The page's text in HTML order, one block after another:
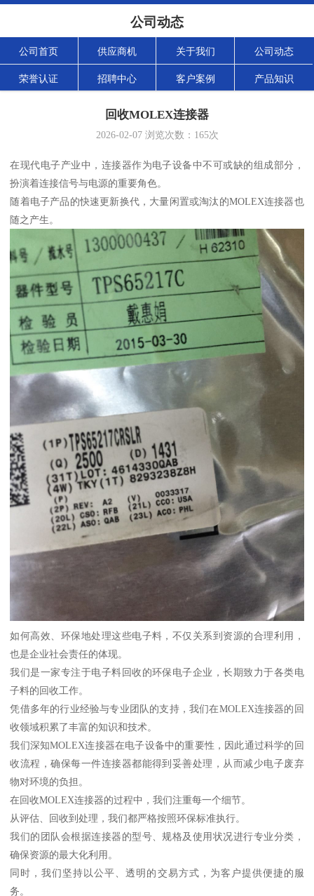
公司动态
公司首页 供应商机 关于我们 公司动态
荣誉认证 招聘中心 客户案例 产品知识
回收MOLEX连接器
2026-02-07浏览次数： 165次
在现代电子产业中，连接器作为电子设备中不可或缺的组成部分，
扮演着连接信号与电源的重要角色。
随着电子产品的快速更新换代，大量闲置或淘汰的MOLEX连接器也
随之产生。
如何高效、环保地处理这些电子料，不仅关系到资源的合理利用，
也是企业社会责任的体现。
我们是一家专注于电子料回收的环保电子企业，长期致力于各类电
子料的回收工作。
凭借多年的行业经验与专业团队的支持，我们在MOLEX连接器的回
收领域积累了丰富的知识和技术。
我们深知MOLEX连接器在电子设备中的重要性，因此通过科学的回
收流程，确保每一件连接器都能得到妥善处理，从而减少电子废弃
物对环境的负担。
在回收MOLEX连接器的过程中，我们注重每一个细节。
从评估、回收到处理，我们都严格按照环保标准执行。
我们的团队会根据连接器的型号、规格及使用状况进行专业分类，
确保资源的最大化利用。
同时，我们坚持以公平、透明的交易方式，为客户提供便捷的服
务。